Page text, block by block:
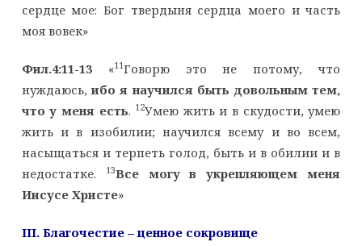
сердце мое: Бог твердыня сердца моего и часть
моя вовек»
Фил.4:11-13«11Говорю это не потому, что
нуждаюсь,ибо я научился быть довольным тем,
что у меня есть. 12Умею жить и в скудости, умею
жить и в изобилии; научился всему и во всем,
насыщаться и терпеть голод, быть и в обилии и в
недостатке.
13Все могу в укрепляющем меня
Иисусе Христе»
III. Благочестие – ценное сокровище